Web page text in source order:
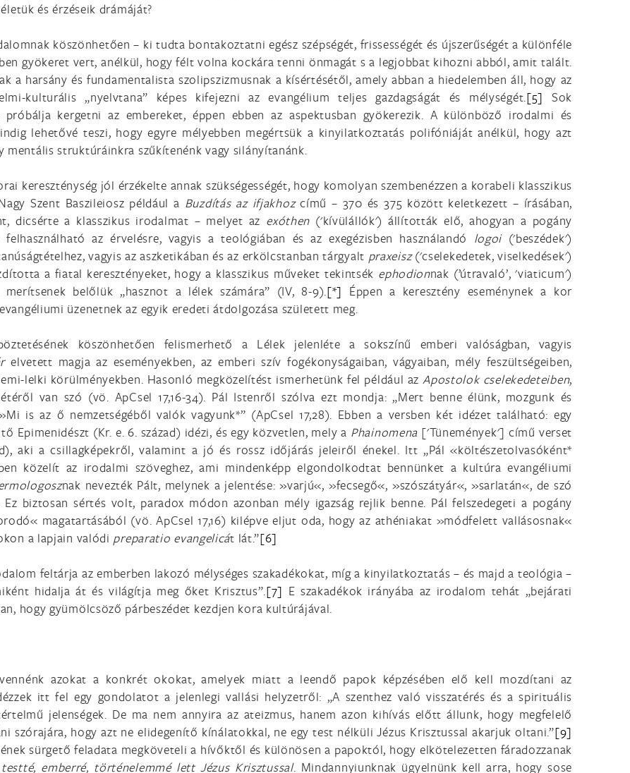
és érzéseik drámáját?
köszönhetően – ki tudta bontakoztatni egész szépségét, frissességét és újszerűségét a különféle
gyökeret vert, anélkül, hogy félt volna kockára tenni önmagát s a legjobbat kihozni abból, amit talált.
a harsány és fundamentalista szolipszizmusnak a kísértésétől, amely abban a hiedelemben áll, hogy az
kulturális „nyelvtana” képes kifejezni az evangélium teljes gazdagságát és mélységét.[5] Sok
próbálja kergetni az embereket, éppen ebben az aspektusban gyökerezik. A különböző irodalmi és
lehetővé teszi, hogy egyre mélyebben megértsük a kinyilatkoztatás polifóniáját anélkül, hogy azt
struktúráinkra szűkítenénk vagy silányítanánk.
kereszténység jól érzékelte annak szükségességét, hogy komolyan szembenézzen a korabeli klasszikus
Szent Baszileiosz például a Buzdítás az ifjakhozcímű – 370 és 375 között keletkezett – írásában,
dicsérte a klasszikus irodalmat – melyet az exóthen ('kívülállók') állították elő, ahogyan a pogány
az érvelésre, vagyis a teológiában és az exegézisben használandó logoi ('beszédek')
vagyis az aszketikában és az erkölcstanban tárgyalt praxeisz('cselekedetek, viselkedések')
a fiatal keresztényeket, hogy a klasszikus műveket tekintsék ephodionnak (’útravaló’, 'viaticum')
merítsenek belőlük „hasznot a lélek számára” (IV, 8-9).[*] Éppen a keresztény eseménynek a kor
üzenetnek az egyik eredeti átdolgozása született meg.
köszönhetően felismerhető a Lélek jelenléte a sokszínű emberi valóságban, vagyis
elvetett magja az eseményekben, az emberi szív fogékonyságaiban, vágyaiban, mély feszültségeiben,
lelki körülményekben. Hasonló megközelítést ismerhetünk fel például azApostolok cselekedeteiben,
van szó (vö. ApCsel 17,16-34). Pál Istenről szólva ezt mondja: „Mert benne élünk, mozgunk és
is az ő nemzetségéből valók vagyunk*” (ApCsel 17,28). Ebben a versben két idézet található: egy
Epimenidészt (Kr. e. 6. század) idézi, és egy közvetlen, mely a Phainomena ['Tünemények'] című verset
aki a csillagképekről, valamint a jó és rossz időjárás jeleiről énekel. Itt „Pál «költészetolvasóként*
közelít az irodalmi szöveghez, ami mindenképp elgondolkodtat bennünket a kultúra evangéliumi
nak nevezték Pált, melynek a jelentése: »varjú«, »fecsegő«, »szószátyár«, »sarlatán«, de szó
biztosan sértés volt, paradox módon azonban mély igazság rejlik benne. Pál felszedegeti a pogány
magatartásából (vö. ApCsel 17,16) kilépve eljut oda, hogy az athéniakat »módfelett vallásosnak«
a lapjain valódi preparatio evangelicát lát.”[6]
feltárja az emberben lakozó mélységes szakadékokat, míg a kinyilatkoztatás – és majd a teológia –
hidalja át és világítja meg őket Krisztus”.[7] E szakadékok irányába az irodalom tehát „bejárati
hogy gyümölcsöző párbeszédet kezdjen kora kultúrájával.
azokat a konkrét okokat, amelyek miatt a leendő papok képzésében elő kell mozdítani az
itt fel egy gondolatot a jelenlegi vallási helyzetről: „A szenthez való visszatérés és a spirituális
jelenségek. De ma nem annyira az ateizmus, hanem azon kihívás előtt állunk, hogy megfelelő
szórajára, hogy azt ne elidegenítő kínálatokkal, ne egy test nélküli Jézus Krisztussal akarjuk oltani.”[9]
sürgető feladata megköveteli a hívőktől és különösen a papoktól, hogy elkötelezetten fáradozzanak
emberré, történelemmé lett Jézus Krisztussal. Mindannyiunknak ügyelnünk kell arra, hogy sose